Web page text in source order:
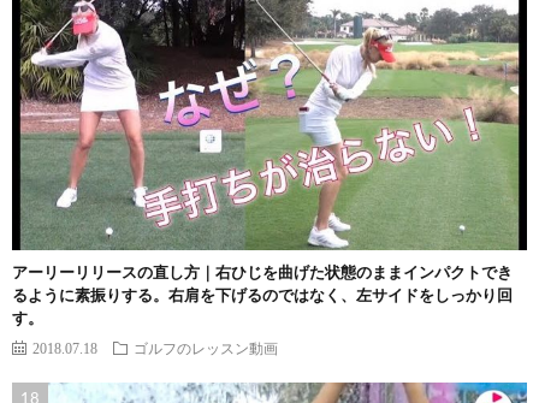
アーリーリリースの直し方｜右ひじを曲げた状態のままインパクトでき
るように素振りする。右肩を下げるのではなく、左サイドをしっかり回
す。
2018.07.18 ゴルフのレッスン動画